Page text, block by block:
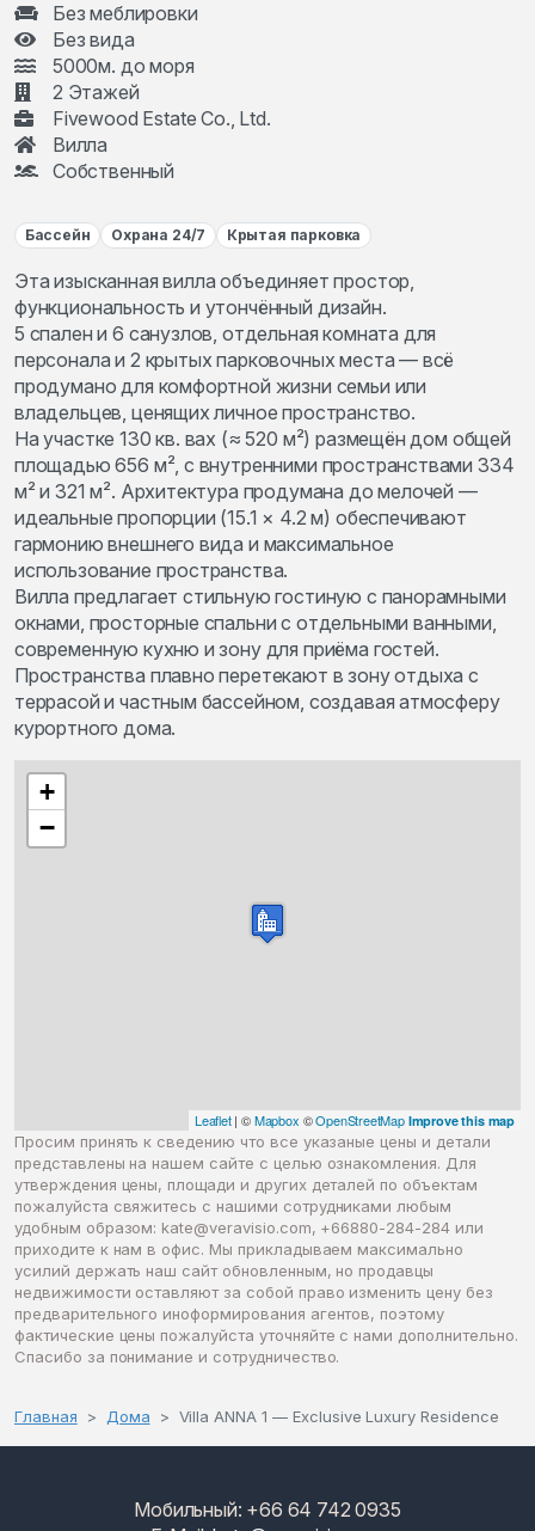
Без меблировки
Без вида
5000м. до моря
2 Этажей
Fivewood Estate Co., Ltd.
Вилла
Собственный
Бассейн Охрана 24/7 Крытая парковка
Эта изысканная вилла объединяет простор,
функциональность и утончённый дизайн.
5 спален и 6 санузлов, отдельная комната для
персонала и 2 крытых парковочных места — всё
продумано для комфортной жизни семьи или
владельцев, ценящих личное пространство.
На участке 130 кв. вах (≈ 520 м²) размещён дом общей
площадью 656 м², с внутренними пространствами 334
м² и 321 м². Архитектура продумана до мелочей —
идеальные пропорции (15.1 × 4.2 м) обеспечивают
гармонию внешнего вида и максимальное
использование пространства.
Вилла предлагает стильную гостиную с панорамными
окнами, просторные спальни с отдельными ванными,
современную кухню и зону для приёма гостей.
Пространства плавно перетекают в зону отдыха с
террасой и частным бассейном, создавая атмосферу
курортного дома.
+
−
Leaflet| ©Mapbox ©OpenStreetMap Improve this map
Просим принять к сведению что все указаные цены и детали
представлены на нашем сайте с целью ознакомления. Для
утверждения цены, площади и других деталей по объектам
пожалуйста свяжитесь с нашими сотрудниками любым
удобным образом: kate@veravisio.com, +66880-284-284 или
приходите к нам в офис. Мы прикладываем максимально
усилий держать наш сайт обновленным, но продавцы
недвижимости оставляют за собой право изменить цену без
предварительного иноформирования агентов, поэтому
фактические цены пожалуйста уточняйте с нами дополнительно.
Спасибо за понимание и сотрудничество.
Главная Дома Villa ANNA 1 — Exclusive Luxury Residence
Мобильный: +66 64 742 0935